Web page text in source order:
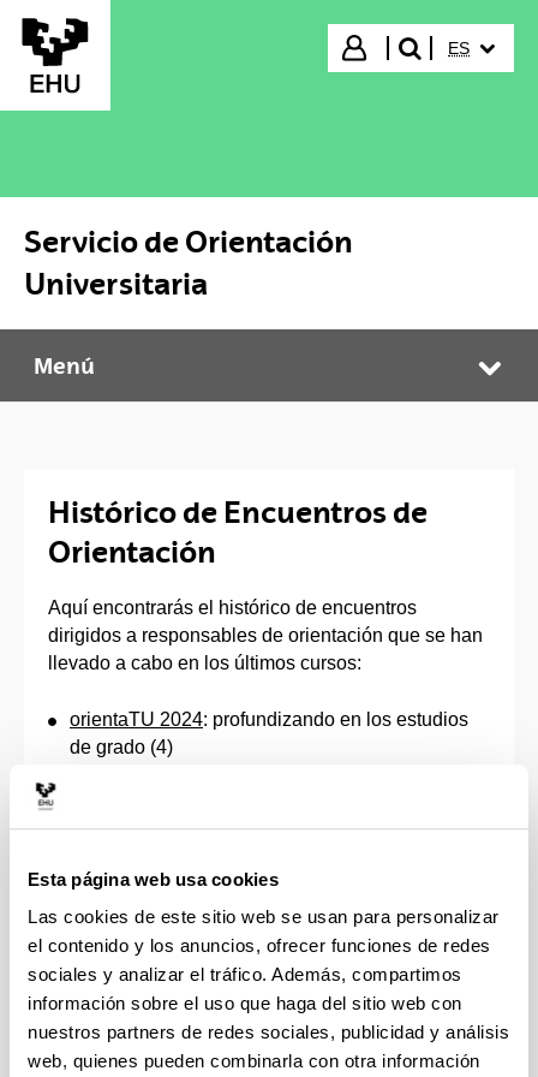
Esta página web usa cookies
Las cookies de este sitio web se usan para personalizar
el contenido y los anuncios, ofrecer funciones de redes
sociales y analizar el tráfico. Además, compartimos
información sobre el uso que haga del sitio web con
nuestros partners de redes sociales, publicidad y análisis
web, quienes pueden combinarla con otra información
Saltar al contenido principal
Iniciar sesión
buscar"
ES
Servicio de Orientación
Universitaria
Servicio de Orientación Universitaria
Menú
Histórico de Encuentros de
Orientación
Aquí encontrarás el histórico de encuentros
dirigidos a responsables de orientación que se han
llevado a cabo en los últimos cursos:
orientaTU 2024: profundizando en los estudios
de grado (4)
orientaTU 2022: profundizando en los estudios
orientaTU 2021: profundizando en los estudios
de grado (1)
orientaTU 2020: oriéntate para orientarles
orientaTU 2019: oriéntate para orientarles
orientaTU 2018: oriéntate para orientarles
VI. Encuentro de Orientación: Afrontando
cambios (2015)